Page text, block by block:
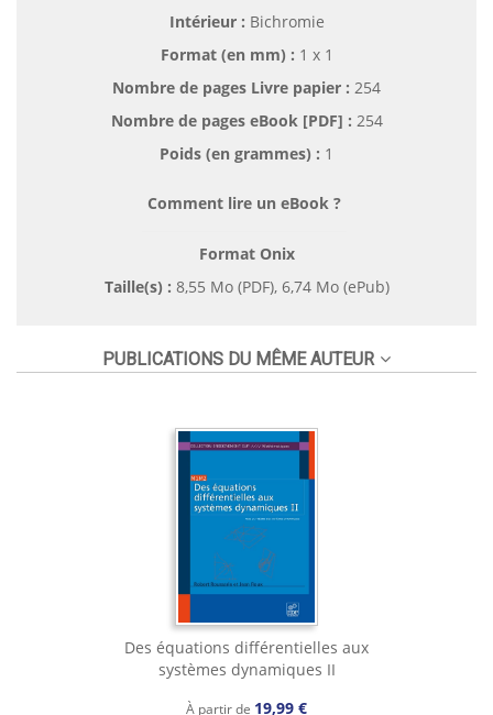
Intérieur : Bichromie
Format (en mm) : 1 x 1
Nombre de pages Livre papier : 254
Nombre de pages eBook [PDF] : 254
Poids (en grammes) : 1
Comment lire un eBook ?
Format Onix
Taille(s) : 8,55 Mo (PDF), 6,74 Mo (ePub)
PUBLICATIONS DU MÊME AUTEUR
Des équations différentielles aux
systèmes dynamiques II
À partir de 19,99 €